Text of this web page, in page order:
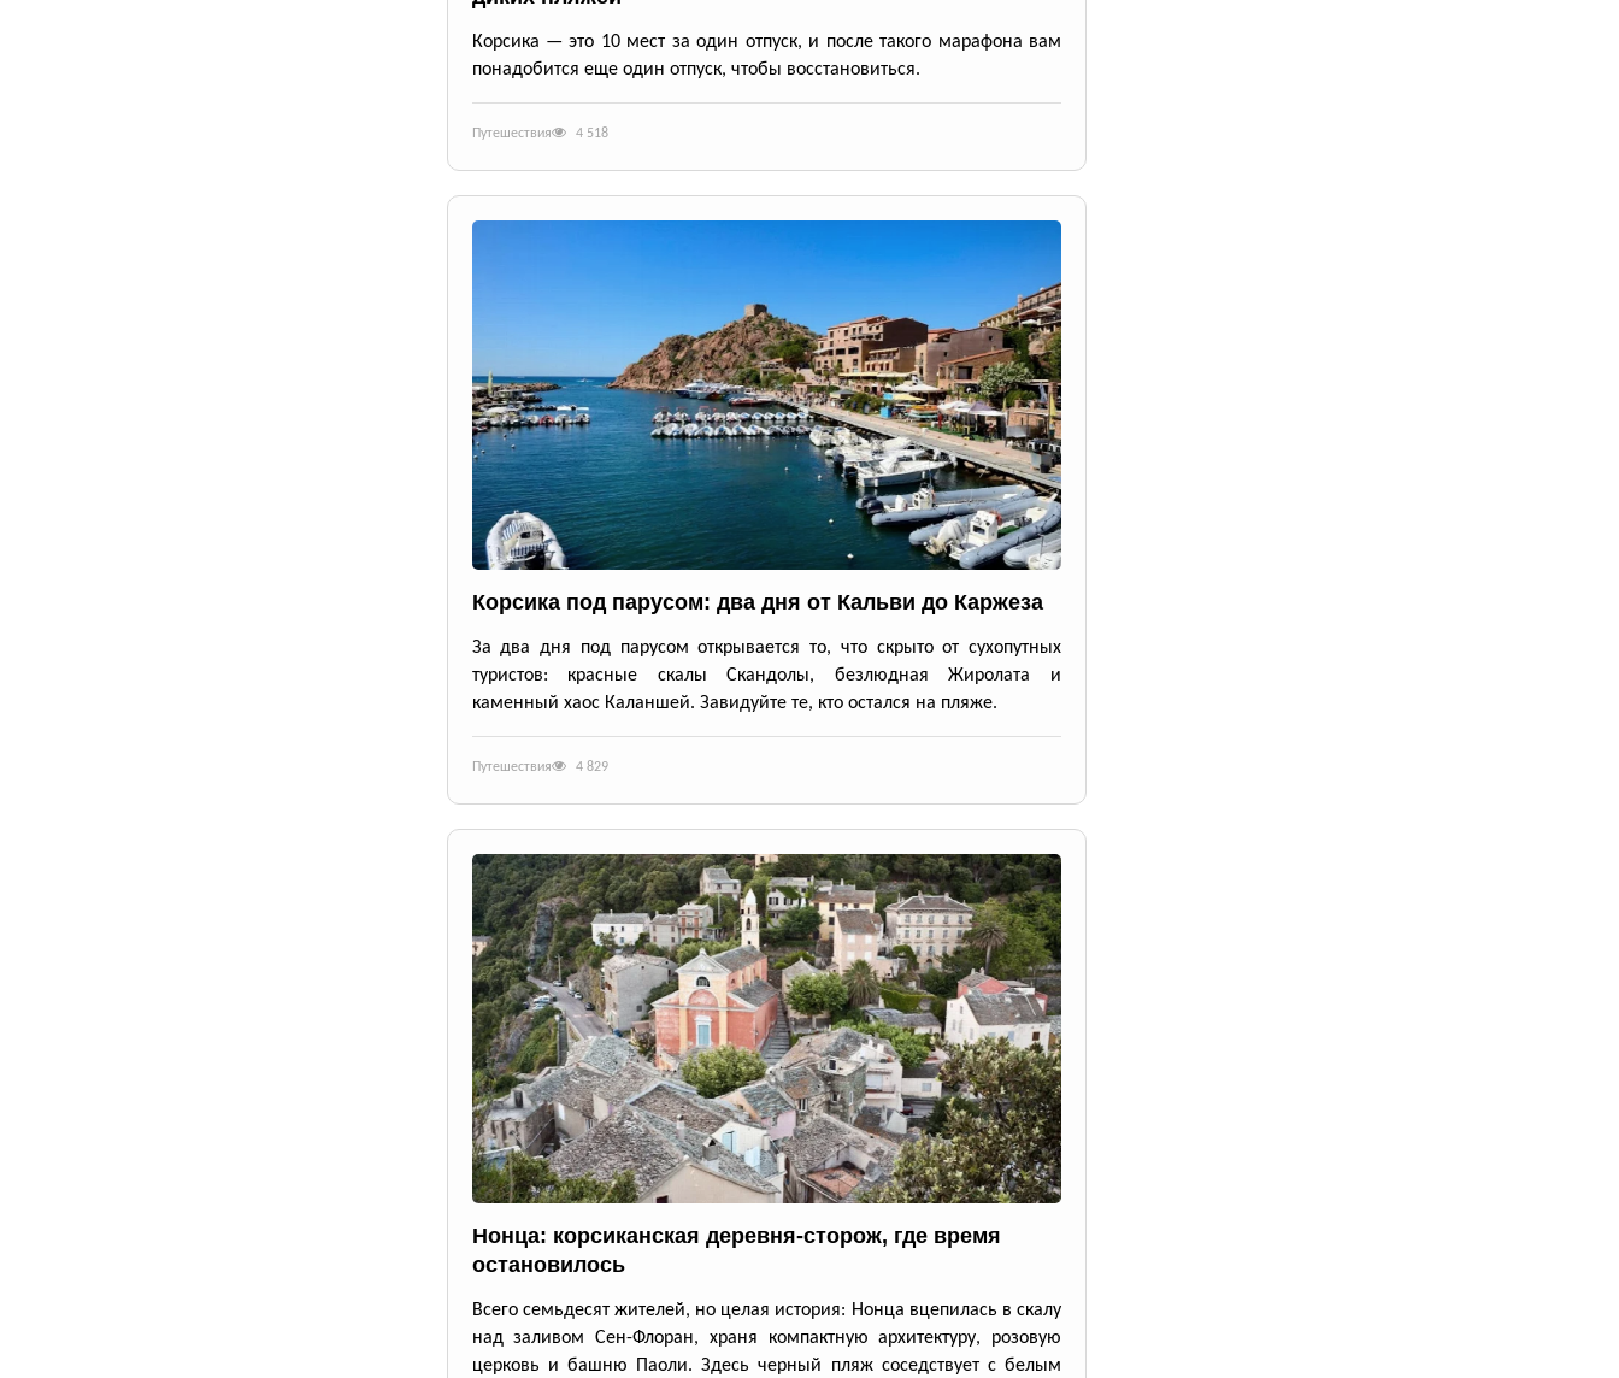
Корсика — это 10 мест за один отпуск, и после такого марафона вам
понадобится еще один отпуск, чтобы восстановиться.
Путешествия 4 518
Корсика под парусом: два дня от Кальви до Каржеза
За два дня под парусом открывается то, что скрыто от сухопутных
туристов: красные скалы Скандолы, безлюдная Жиролата и
каменный хаос Каланшей. Завидуйте те, кто остался на пляже.
Путешествия 4 829
Нонца: корсиканская деревня-сторож, где время
остановилось
Всего семьдесят жителей, но целая история: Нонца вцепилась в скалу
над заливом Сен-Флоран, храня компактную архитектуру, розовую
церковь и башню Паоли. Здесь черный пляж соседствует с белым